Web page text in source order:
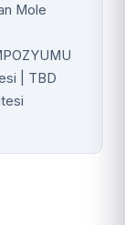
Mole
| TBD